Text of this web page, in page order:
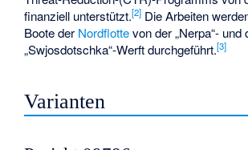
finanziell unterstützt.[2] Die Arbeiten
Boote der Nordflottevon der „Nerpa“- und
„Swjosdotschka“-Werft durchgeführt.[3]
Varianten